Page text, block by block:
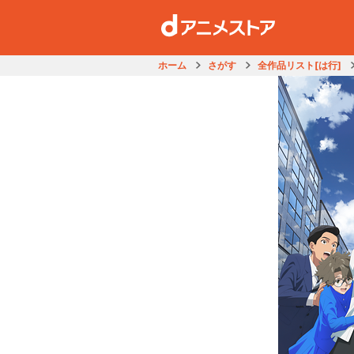
ホーム さがす 全作品リスト[は行]